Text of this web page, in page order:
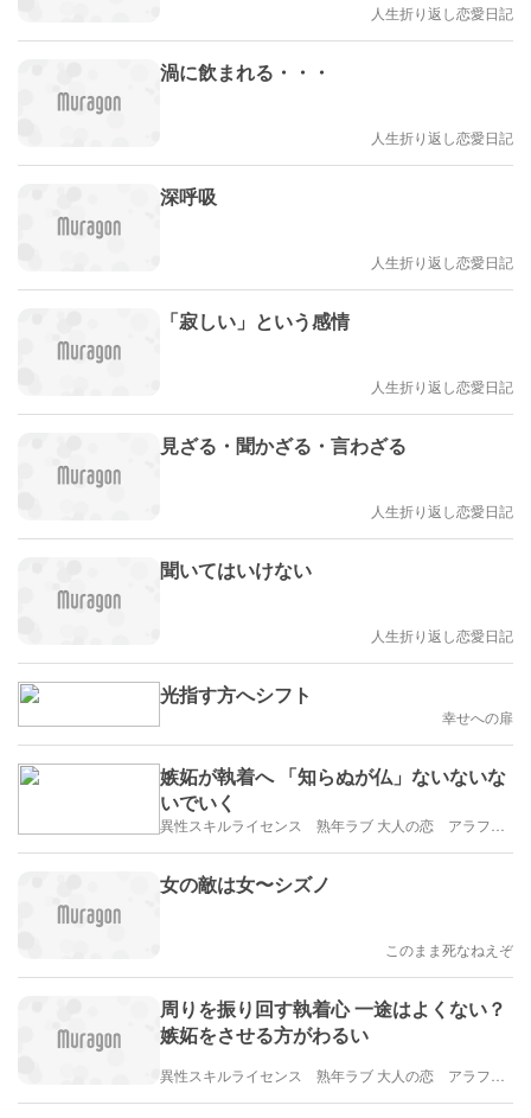
人生折り返し恋愛日記
渦に飲まれる・・・
人生折り返し恋愛日記
深呼吸
人生折り返し恋愛日記
「寂しい」という感情
人生折り返し恋愛日記
見ざる・聞かざる・言わざる
人生折り返し恋愛日記
聞いてはいけない
人生折り返し恋愛日記
光指す方へシフト
幸せへの扉
嫉妬が執着へ 「知らぬが仏」ないないな
いでいく
女の敵は女〜シズノ
このまま死なねえぞ
周りを振り回す執着心 一途はよくない？
嫉妬をさせる方がわるい